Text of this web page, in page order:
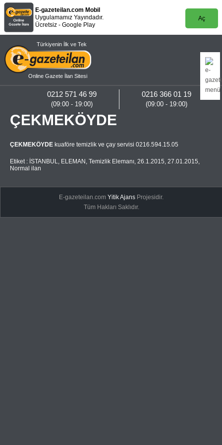
E-gazeteilan.com Mobil
Uygulamamız Yayındadır.
Ücretsiz - Google Play
Aç
Türkiyenin İlk ve Tek
Online Gazete İlan Sitesi
0216 366 01 19
(09:00 - 19:00)
0212 571 46 99
(09:00 - 19:00)
ÇEKMEKÖYDE
ÇEKMEKÖYDE kuaföre temizlik ve çay servisi 0216.594.15.05
Etiket : İSTANBUL, ELEMAN , Temizlik Elemanı, 26.1.2015, 27.01.2015,
Normal ilan
E-gazeteilan.comYitik Ajans Projesidir.
Tüm Hakları Saklıdır.